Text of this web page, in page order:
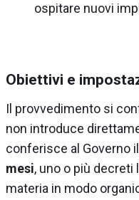
ospitare nuovi
Obiettivi e
Il provvedimento si
non introduce
conferisce al Governo
mesi, uno o più
materia in modo